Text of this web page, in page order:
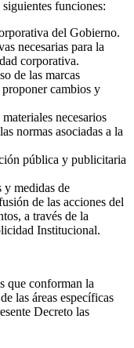
siguientes funciones:
del Gobierno.
necesarias para la
corporativa.
de las marcas
cambios y
necesarios
normas asociadas a la
pública y publicitaria
y medidas de
de las acciones del
a través de la
Institucional.
que conforman la
las áreas específicas
Decreto las